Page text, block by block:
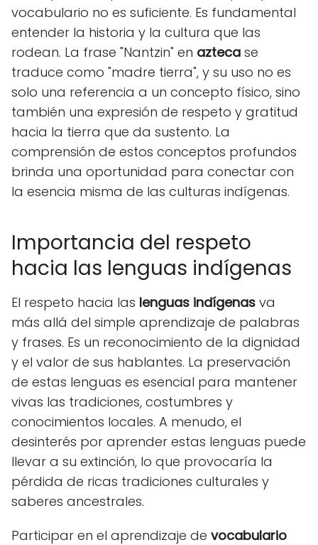
vocabulario no es suficiente. Es fundamental
entender la historia y la cultura que las
rodean. La frase "Nantzin" en azteca se
traduce como "madre tierra", y su uso no es
solo una referencia a un concepto físico, sino
también una expresión de respeto y gratitud
hacia la tierra que da sustento. La
comprensión de estos conceptos profundos
brinda una oportunidad para conectar con
la esencia misma de las culturas indígenas.
Importancia del respeto
hacia las lenguas indígenas
El respeto hacia las lenguas indígenas va
más allá del simple aprendizaje de palabras
y frases. Es un reconocimiento de la dignidad
y el valor de sus hablantes. La preservación
de estas lenguas es esencial para mantener
vivas las tradiciones, costumbres y
conocimientos locales. A menudo, el
desinterés por aprender estas lenguas puede
llevar a su extinción, lo que provocaría la
pérdida de ricas tradiciones culturales y
saberes ancestrales.
Participar en el aprendizaje de vocabulario